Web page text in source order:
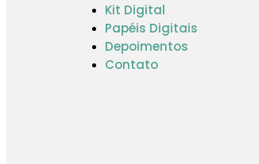
Kit Digital
Papéis Digitais
Depoimentos
Contato